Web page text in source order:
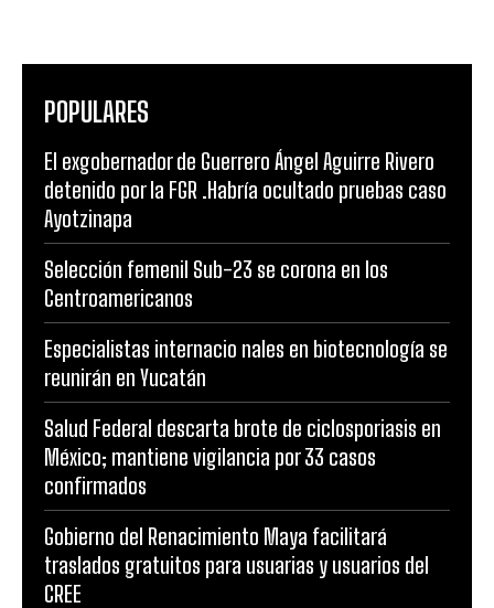
POPULARES
El exgobernador de Guerrero Ángel Aguirre Rivero
detenido por la FGR .Habría ocultado pruebas caso
Ayotzinapa
Selección femenil Sub-23 se corona en los
Centroamericanos
Especialistas internacio nales en biotecnología se
reunirán en Yucatán
Salud Federal descarta brote de ciclosporiasis en
México; mantiene vigilancia por 33 casos
confirmados
Gobierno del Renacimiento Maya facilitará
traslados gratuitos para usuarias y usuarios del
CREE